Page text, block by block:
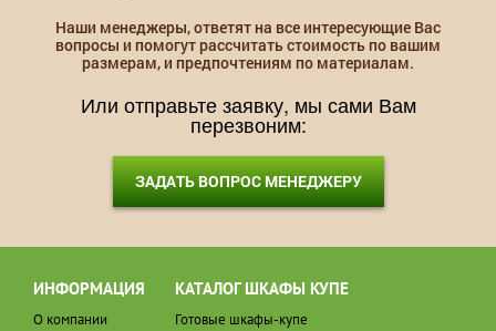
Наши менеджеры, ответят на все интересующие Вас
вопросы и помогут рассчитать стоимость по вашим
размерам, и предпочтениям по материалам.
Или отправьте заявку, мы сами Вам
перезвоним:
ЗАДАТЬ ВОПРОС МЕНЕДЖЕРУ
ИНФОРМАЦИЯ
О компании
КАТАЛОГ ШКАФЫ КУПЕ
Готовые шкафы-купе